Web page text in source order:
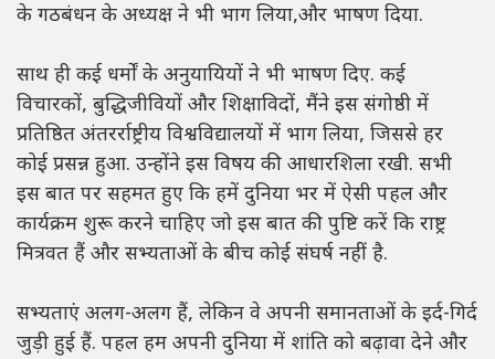
के गठबंधन के अध्यक्ष ने भी भाग लिया,और भाषण दिया.
साथ ही कई धर्मों के अनुयायियों ने भी भाषण दिए. कई
विचारकों, बुद्धिजीवियों और शिक्षाविदों, मैंने इस संगोष्ठी में
प्रतिष्ठित अंतरर्राष्ट्रीय विश्वविद्यालयों में भाग लिया, जिससे हर
कोई प्रसन्न हुआ. उन्होंने इस विषय की आधारशिला रखी. सभी
इस बात पर सहमत हुए कि हमें दुनिया भर में ऐसी पहल और
कार्यक्रम शुरू करने चाहिए जो इस बात की पुष्टि करें कि राष्ट्र
मित्रवत हैं और सभ्यताओं के बीच कोई संघर्ष नहीं है.
सभ्यताएं अलग-अलग हैं, लेकिन वे अपनी समानताओं के इर्द-गिर्द
जुड़ी हुई हैं. पहल हम अपनी दुनिया में शांति को बढ़ावा देने और